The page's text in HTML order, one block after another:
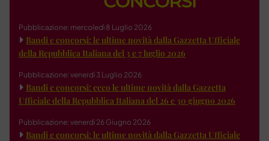
Pubblicazione: mercoledì 8 Luglio 2026
Bandi e concorsi: le ultime novità dalla Gazzetta Ufficiale
della Repubblica Italiana del 3 e 7 luglio 2026
Pubblicazione: venerdì 3 Luglio 2026
Bandi e concorsi: ecco le ultime novità dalla Gazzetta
Ufficiale della Repubblica Italiana del 26 e 30 giugno 2026
Pubblicazione: venerdì 26 Giugno 2026
Bandi e concorsi: le ultime novità dalla Gazzetta Ufficiale